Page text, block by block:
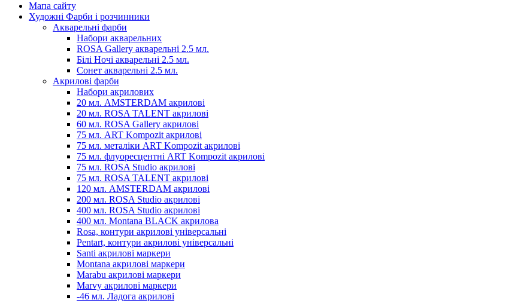
Мапа сайту
Художні Фарби і розчинники
Акварельні фарби
Набори акварельних
ROSA Gallery акварельні 2.5 мл.
Білі Ночі акварельні 2.5 мл.
Сонет акварельні 2.5 мл.
Акрилові фарби
Набори акрилових
20 мл. AMSTERDAM акрилові
20 мл. ROSA TALENT акрилові
60 мл. ROSA Gallery акрилові
75 мл. ART Kompozit акрилові
75 мл. металіки ART Kompozit акрилові
75 мл. флуоресцентні ART Kompozit акрилові
75 мл. ROSA Studio акрилові
75 мл. ROSA TALENT акрилові
120 мл. AMSTERDAM акрилові
200 мл. ROSA Studio акрилові
400 мл. ROSA Studio акрилові
400 мл. Montana BLACK акрилова
Rosa, контури акрилові універсальні
Pentart, контури акрилові універсальні
Santi акрилові маркери
Montana акрилові маркери
Marabu акрилові маркери
Marvy акрилові маркери
-46 мл. Ладога акрилові